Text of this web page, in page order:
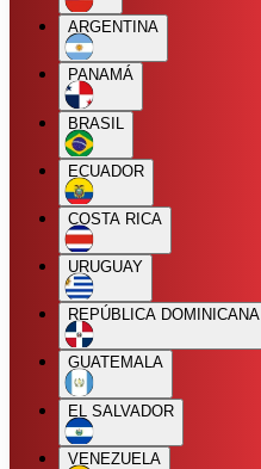
ARGENTINA
PANAMÁ
BRASIL
ECUADOR
COSTA RICA
URUGUAY
REPÚBLICA DOMINICANA
GUATEMALA
EL SALVADOR
VENEZUELA